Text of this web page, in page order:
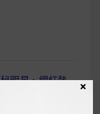
明星、網紅熱
×